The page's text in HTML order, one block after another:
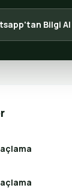
Bilgi Al